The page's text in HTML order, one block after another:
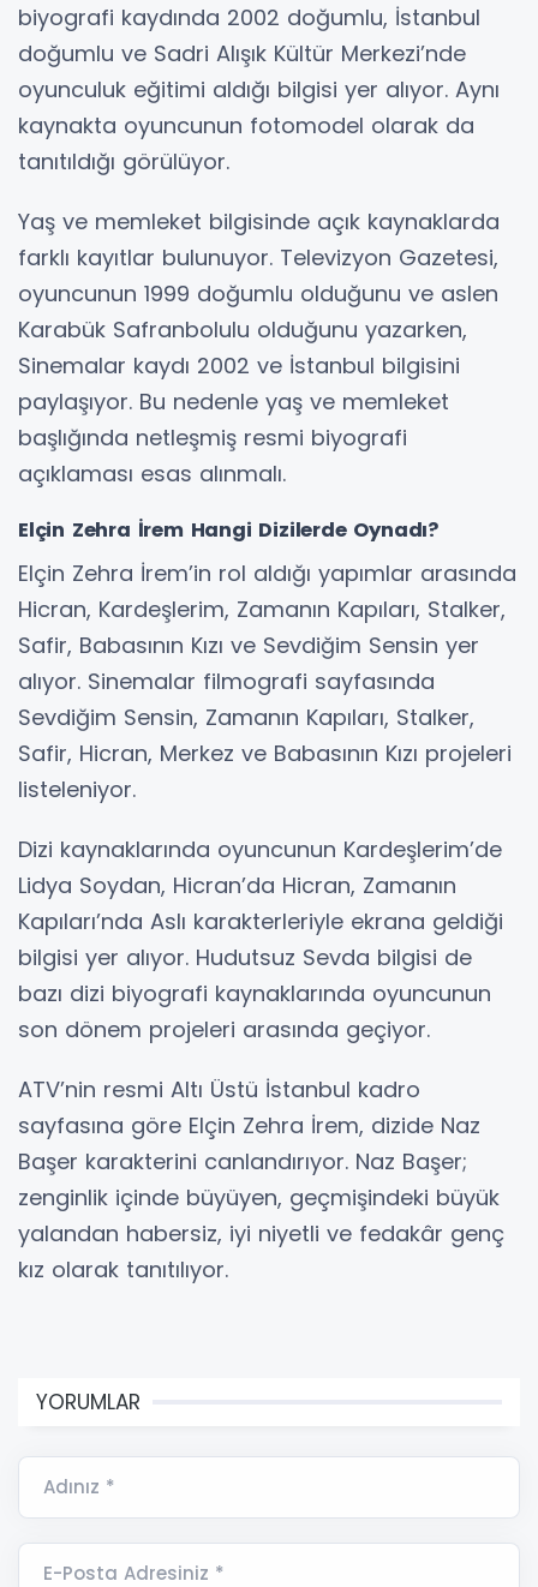
biyografi kaydında 2002 doğumlu, İstanbul
doğumlu ve Sadri Alışık Kültür Merkezi’nde
oyunculuk eğitimi aldığı bilgisi yer alıyor. Aynı
kaynakta oyuncunun fotomodel olarak da
tanıtıldığı görülüyor.
Yaş ve memleket bilgisinde açık kaynaklarda
farklı kayıtlar bulunuyor. Televizyon Gazetesi,
oyuncunun 1999 doğumlu olduğunu ve aslen
Karabük Safranbolulu olduğunu yazarken,
Sinemalar kaydı 2002 ve İstanbul bilgisini
paylaşıyor. Bu nedenle yaş ve memleket
başlığında netleşmiş resmi biyografi
açıklaması esas alınmalı.
Elçin Zehra İrem Hangi Dizilerde Oynadı?
Elçin Zehra İrem’in rol aldığı yapımlar arasında
Hicran, Kardeşlerim, Zamanın Kapıları, Stalker,
Safir, Babasının Kızı ve Sevdiğim Sensin yer
alıyor. Sinemalar filmografi sayfasında
Sevdiğim Sensin, Zamanın Kapıları, Stalker,
Safir, Hicran, Merkez ve Babasının Kızı projeleri
listeleniyor.
Dizi kaynaklarında oyuncunun Kardeşlerim’de
Lidya Soydan, Hicran’da Hicran, Zamanın
Kapıları’nda Aslı karakterleriyle ekrana geldiği
bilgisi yer alıyor. Hudutsuz Sevda bilgisi de
bazı dizi biyografi kaynaklarında oyuncunun
son dönem projeleri arasında geçiyor.
ATV’nin resmi Altı Üstü İstanbul kadro
sayfasına göre Elçin Zehra İrem, dizide Naz
Başer karakterini canlandırıyor. Naz Başer;
zenginlik içinde büyüyen, geçmişindeki büyük
yalandan habersiz, iyi niyetli ve fedakâr genç
kız olarak tanıtılıyor.
YORUMLAR
Adınız *
E-Posta Adresiniz *